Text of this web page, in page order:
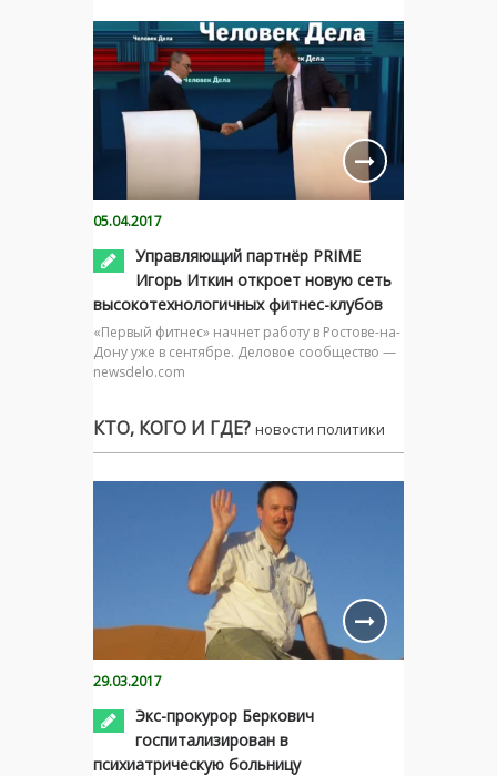
05.04.2017
Управляющий партнёр PRIME
Игорь Иткин откроет новую сеть
высокотехнологичных фитнес-клубов
«Первый фитнес» начнет работу в Ростове-на-
Дону уже в сентябре. Деловое сообщество —
newsdelo.com
КТО, КОГО И ГДЕ? новости политики
29.03.2017
Экс-прокурор Беркович
госпитализирован в
психиатрическую больницу